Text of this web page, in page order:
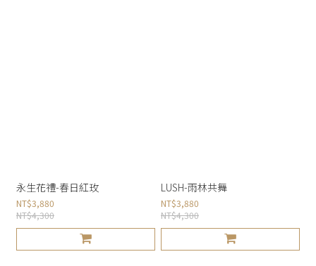
永生花禮-春日紅玫
NT$3,880
NT$4,300
LUSH-雨林共舞
NT$3,880
NT$4,300